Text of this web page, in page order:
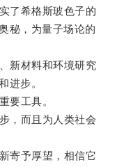
了希格斯玻色子的
秘，为量子场论的
新材料和环境研究
进步。
工具。
，而且为人类社会
寄予厚望，相信它